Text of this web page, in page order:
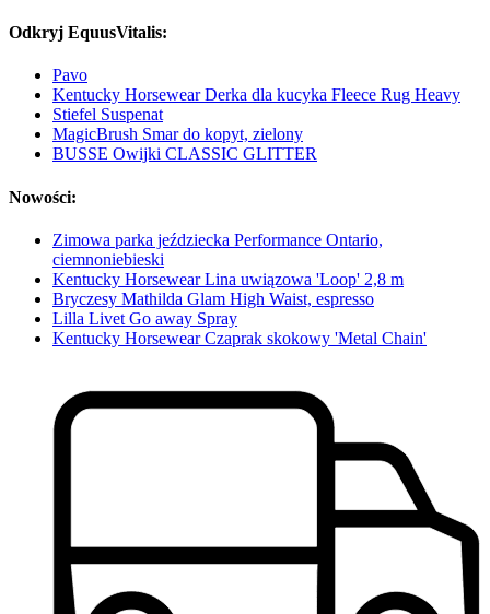
Odkryj EquusVitalis:
Pavo
Kentucky Horsewear Derka dla kucyka Fleece Rug Heavy
Stiefel Suspenat
MagicBrush Smar do kopyt, zielony
BUSSE Owijki CLASSIC GLITTER
Nowości:
Zimowa parka jeździecka Performance Ontario,
ciemnoniebieski
Kentucky Horsewear Lina uwiązowa 'Loop' 2,8 m
Bryczesy Mathilda Glam High Waist, espresso
Lilla Livet Go away Spray
Kentucky Horsewear Czaprak skokowy 'Metal Chain'